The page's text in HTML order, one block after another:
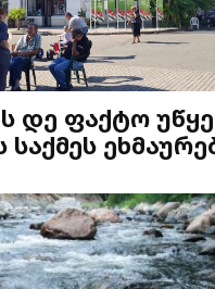
დე ფაქტო
საქმეს